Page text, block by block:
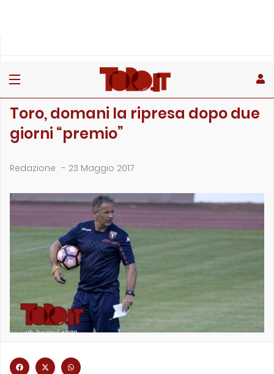
Toro, domani la ripresa dopo due
giorni “premio”
Redazione - 23 Maggio 2017